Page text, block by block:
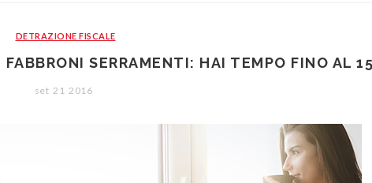
DETRAZIONE FISCALE
SERRAMENTI: HAI TEMPO FINO AL
set 21 2016